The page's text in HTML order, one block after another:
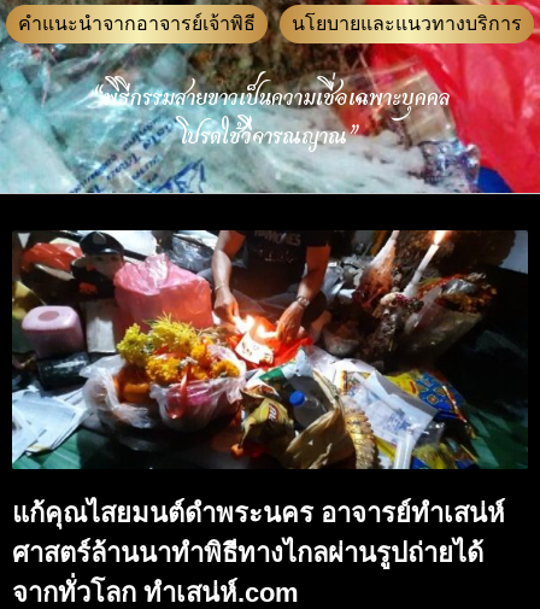
คำแนะนำจากอาจารย์เจ้าพิธี นโยบายและแนวทางบริการ
“พิธีกรรมสายขาวเป็นความเชื่อเฉพาะบุคคล
โปรดใช้วิจารณญาณ”
แก้คุณไสยมนต์ดำพระนคร อาจารย์ทำเสน่ห์
ศาสตร์ล้านนาทำพิธีทางไกลผ่านรูปถ่ายได้
จากทั่วโลก ทำเสน่ห์.com